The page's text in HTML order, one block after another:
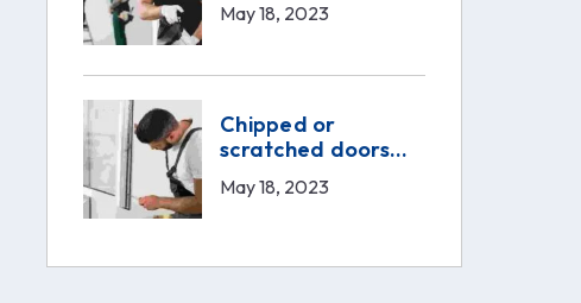
May 18, 2023
Chipped or
scratched doors
service
May 18, 2023